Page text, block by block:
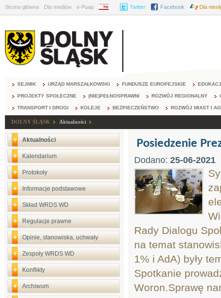
Strona główna Dla mediów e-Puap BIP Twitter Facebook Dla
SEJMIK URZĄD MARSZAŁKOWSKI FUNDUSZE EUROPEJSKIE
PROJEKTY SPOŁECZNE (NIE)PEŁNOSPRAWNI ROZWÓJ REGIONALNY
TRANSPORT I DROGI KOLEJE BEZPIECZEŃSTWO ROZWÓJ MIAST I
DOLNY ŚLĄSK Aktualności
Aktualności
Kalendarium
Protokoły
Informacje podstawowe
Skład WRDS WD
Regulacje prawne
Opinie, stanowiska, uchwały
Zespoły WRDS WD
Konflikty
Archiwum
Posiedzenie
Dodano: 25-06-2021
Rady Dialogu
na temat
1% i AdA) były
Spotkanie
Woron.Sprawę